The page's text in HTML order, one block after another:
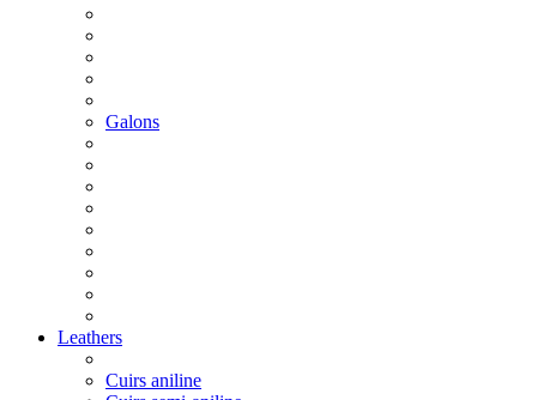
Galons
Leathers
Cuirs aniline